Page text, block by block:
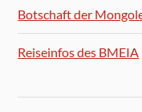
Botschaft der
Reiseinfos des BMEIA